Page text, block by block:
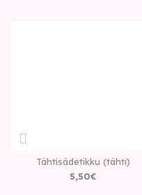
Tähtisädetikku (tähti)
5,50€